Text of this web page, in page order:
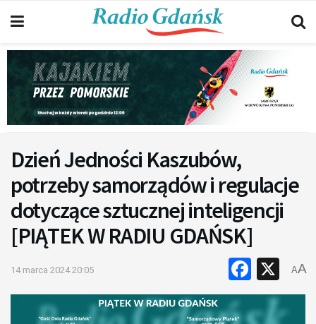
Dzień Jedności Kaszubów,
potrzeby samorządów i regulacje
dotyczące sztucznej inteligencji
[PIĄTEK W RADIU GDAŃSK]
14 marca 2024 20:05 X
AA